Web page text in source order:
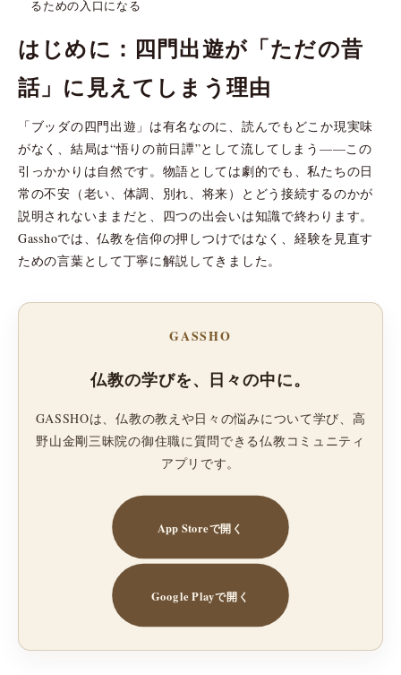
るための入口になる
はじめに：四門出遊が「ただの昔
話」に見えてしまう理由
「ブッダの四門出遊」は有名なのに、読んでもどこか現実味
がなく、結局は“悟りの前日譚”として流してしまう——この
引っかかりは自然です。物語としては劇的でも、私たちの日
常の不安（老い、体調、別れ、将来）とどう接続するのかが
説明されないままだと、四つの出会いは知識で終わります。
Gasshoでは、仏教を信仰の押しつけではなく、経験を見直す
ための言葉として丁寧に解説してきました。
GASSHO
仏教の学びを、日々の中に。
GASSHOは、仏教の教えや日々の悩みについて学び、高
野山金剛三昧院の御住職に質問できる仏教コミュニティ
アプリです。
App Storeで開く
Google Playで開く